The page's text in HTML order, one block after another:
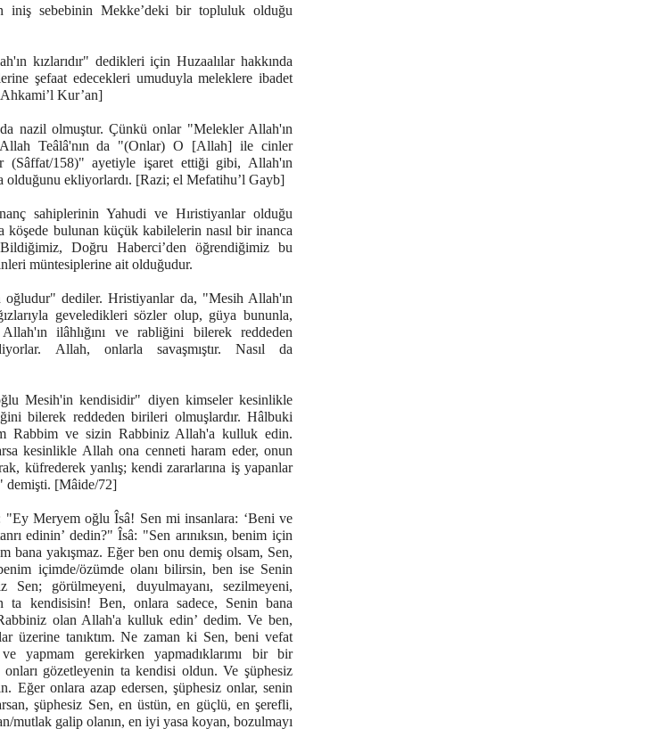
iniş sebebinin Mekke’deki bir topluluk olduğu
kızlarıdır" dedikleri için Huzaalılar hakkında
şefaat edecekleri umuduyla meleklere ibadet
Kur’an]
nazil olmuştur. Çünkü onlar "Melekler Allah'ın
Allah Teâlâ'nın da "(Onlar) O [Allah] ile cinler
(Sâffat/158)" ayetiyle işaret ettiği gibi, Allah'ın
olduğunu ekliyorlardı. [Razi; el Mefatihu’l Gayb]
sahiplerinin Yahudi ve Hıristiyanlar olduğu
köşede bulunan küçük kabilelerin nasıl bir inanca
Doğru Haberci’den öğrendiğimiz bu
müntesiplerine ait olduğudur.
dediler. Hristiyanlar da, "Mesih Allah'ın
geveledikleri sözler olup, güya bununla,
ilâhlığını ve rabliğini bilerek reddeden
Allah, onlarla savaşmıştır. Nasıl da
Mesih'in kendisidir" diyen kimseler kesinlikle
bilerek reddeden birileri olmuşlardır. Hâlbuki
Rabbim ve sizin Rabbiniz Allah'a kulluk edin.
kesinlikle Allah ona cenneti haram eder, onun
küfrederek yanlış; kendi zararlarına iş yapanlar
demişti. [Mâide/72]
Meryem oğlu Îsâ! Sen mi insanlara: ‘Beni ve
edinin’ dedin?" Îsâ: "Sen arınıksın, benim için
bana yakışmaz. Eğer ben onu demiş olsam, Sen,
içimde/özümde olanı bilirsin, ben ise Senin
Sen; görülmeyeni, duyulmayanı, sezilmeyeni,
kendisisin! Ben, onlara sadece, Senin bana
olan Allah'a kulluk edin’ dedim. Ve ben,
üzerine tanıktım. Ne zaman ki Sen, beni vefat
yapmam gerekirken yapmadıklarımı bir bir
onları gözetleyenin ta kendisi oldun. Ve şüphesiz
Eğer onlara azap edersen, şüphesiz onlar, senin
şüphesiz Sen, en üstün, en güçlü, en şerefli,
mutlak galip olanın, en iyi yasa koyan, bozulmayı